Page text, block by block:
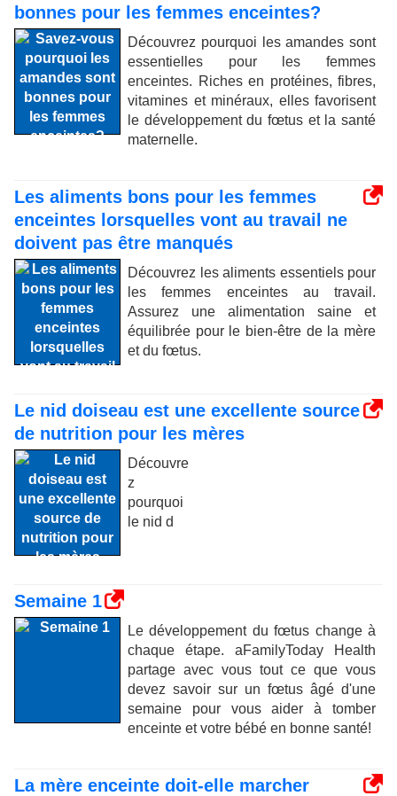
bonnes pour les femmes enceintes?
Découvrez pourquoi les amandes sont
essentielles pour les femmes
enceintes. Riches en protéines, fibres,
vitamines et minéraux, elles favorisent
le développement du fœtus et la santé
maternelle.
Les aliments bons pour les femmes
enceintes lorsquelles vont au travail ne
doivent pas être manqués
Découvrez les aliments essentiels pour
les femmes enceintes au travail.
Assurez une alimentation saine et
équilibrée pour le bien-être de la mère
et du fœtus.
Le nid doiseau est une excellente source
de nutrition pour les mères
Découvre
z
pourquoi
le nid d
Semaine 1
Le développement du fœtus change à
chaque étape. aFamilyToday Health
partage avec vous tout ce que vous
devez savoir sur un fœtus âgé d'une
semaine pour vous aider à tomber
enceinte et votre bébé en bonne santé!
La mère enceinte doit-elle marcher